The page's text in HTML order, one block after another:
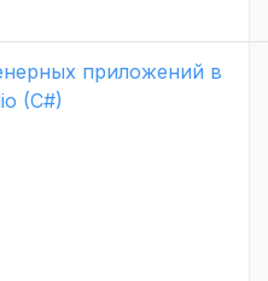
приложений в
(C#)